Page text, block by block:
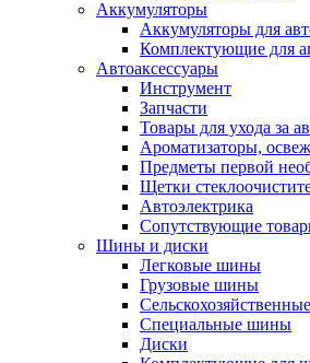
Аккумуляторы
Аккумуляторы для
Комплектующие для
Автоаксессуары
Инструмент
Запчасти
Товары для ухода за
Ароматизаторы,
Предметы первой
Щетки
Автоэлектрика
Сопутствующие
Шины и диски
Легковые шины
Грузовые шины
Специальные шины
Диски